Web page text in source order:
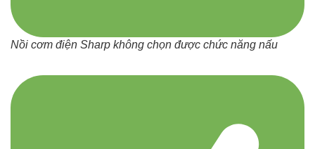
Nồi cơm điện Sharp không chọn được chức năng nấu